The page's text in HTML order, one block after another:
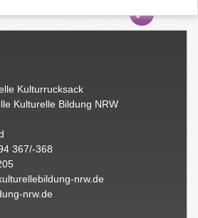
Kulturrucksack
Kulturelle Bildung NRW
367/-368
nrw.de
nrw.de